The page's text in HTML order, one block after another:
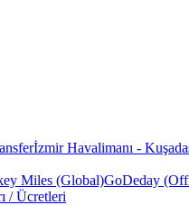
İzmir Havalimanı -
Miles (Global)GoDeday
/ Ücretleri